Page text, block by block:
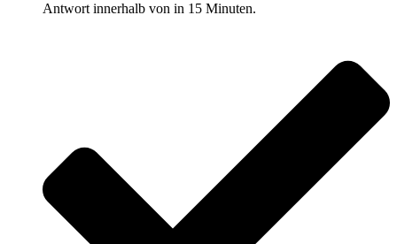
Antwort innerhalb von in 15 Minuten.